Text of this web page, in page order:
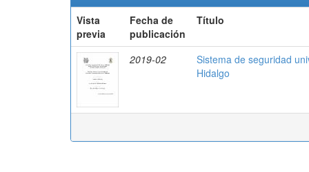
Vista
previa
Fecha de
publicación
Título
2019-02
Sistema de seguridad
Hidalgo